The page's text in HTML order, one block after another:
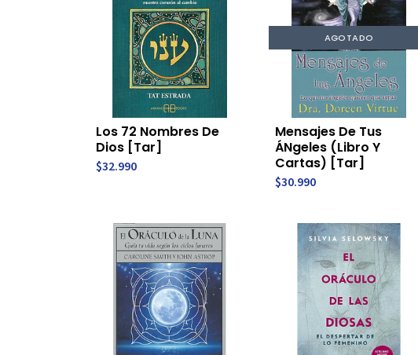
Los 72 Nombres De
Dios [Tar]
$32.990
AGOTADO
Mensajes De Tus
ÁNgeles (Libro Y
Cartas) [Tar]
$30.990